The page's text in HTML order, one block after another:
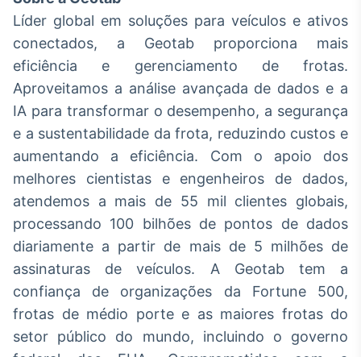
Líder global em soluções para veículos e ativos
conectados, a Geotab proporciona mais
eficiência e gerenciamento de frotas.
Aproveitamos a análise avançada de dados e a
IA para transformar o desempenho, a segurança
e a sustentabilidade da frota, reduzindo custos e
aumentando a eficiência. Com o apoio dos
melhores cientistas e engenheiros de dados,
atendemos a mais de 55 mil clientes globais,
processando 100 bilhões de pontos de dados
diariamente a partir de mais de 5 milhões de
assinaturas de veículos. A Geotab tem a
confiança de organizações da Fortune 500,
frotas de médio porte e as maiores frotas do
setor público do mundo, incluindo o governo